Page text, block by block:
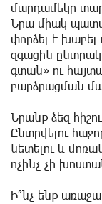
մարդամեկը
Նրա միակ
փորձել է խաբել
զգացին
գտան» ու
բարձրացման
Նրանք ձեզ
Ընտրվելու
նետելու և
ոչինչ չի
Ի՞նչ ենք